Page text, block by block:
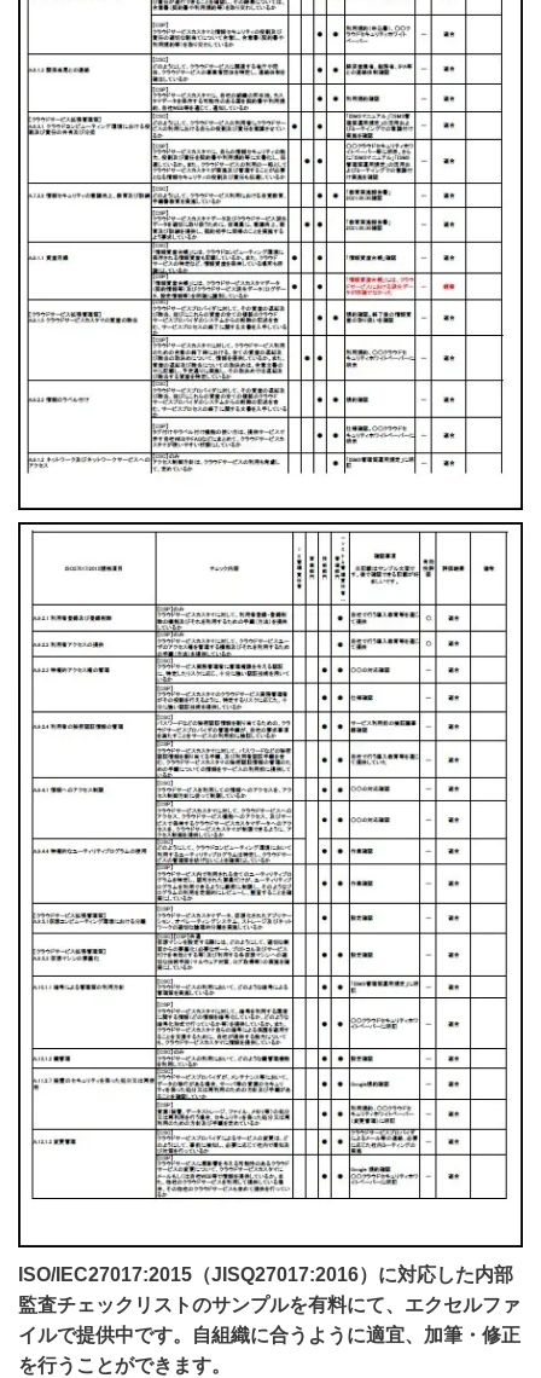
ISO/IEC27017:2015（JISQ27017:2016） に対応した内部
監査チェックリストのサンプルを有料にて、エクセルファ
イルで提供中です。
自組織に合うように適宜、加筆・修正
を行うことができます。